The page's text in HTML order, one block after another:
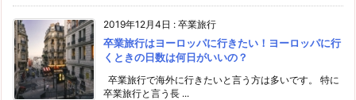
2019年12月4日 : 卒業旅行
卒業旅行はヨーロッパに行きたい！ヨーロッパに行
くときの日数は何日がいいの？
卒業旅行で海外に行きたいと言う方は多いです。 特に
卒業旅行と言う長 ...